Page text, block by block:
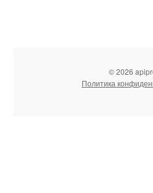
© 2026
Политика